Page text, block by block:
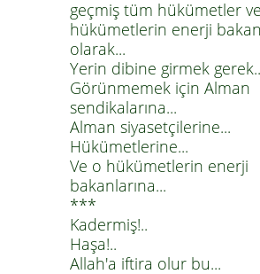
geçmiş tüm hükümetler
hükümetlerin enerji
olarak...
Yerin dibine girmek
Görünmemek için Alman
sendikalarına...
Alman siyasetçilerine...
Hükümetlerine...
Ve o hükümetlerin enerji
bakanlarına...
***
Kadermiş!..
Haşa!..
Allah'a iftira olur bu...